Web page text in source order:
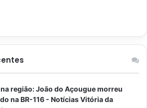
região: João do Açougue morreu
na BR-116 - Notícias Vitória da